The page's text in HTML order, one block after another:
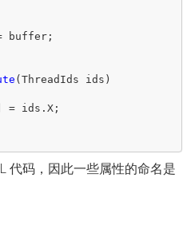
buffer;
(ThreadIds ids )
= ids . X;
代码，因此一些属性的命名是